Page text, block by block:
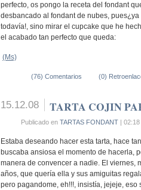
perfecto, os pongo la receta del fondant
desbancado al fondant de nubes,
todavía!, sino mirar el cupcake que he
el acabado tan perfecto que queda:
(Ms)
(76) Comentarios (0)
15.12.08 TARTA COJIN
Publicado en TARTAS FONDANT| 02:18
Estaba deseando hacer esta tarta, hace
buscaba ansiosa el momento de hacerla,
manera de convencer a nadie. El viernes,
años, que quería ella y sus amiguitas
pero pagandome, eh!!!, insistía, jejeje,